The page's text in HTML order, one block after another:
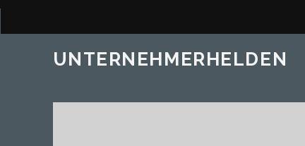
UNTERNEHMERHELDEN